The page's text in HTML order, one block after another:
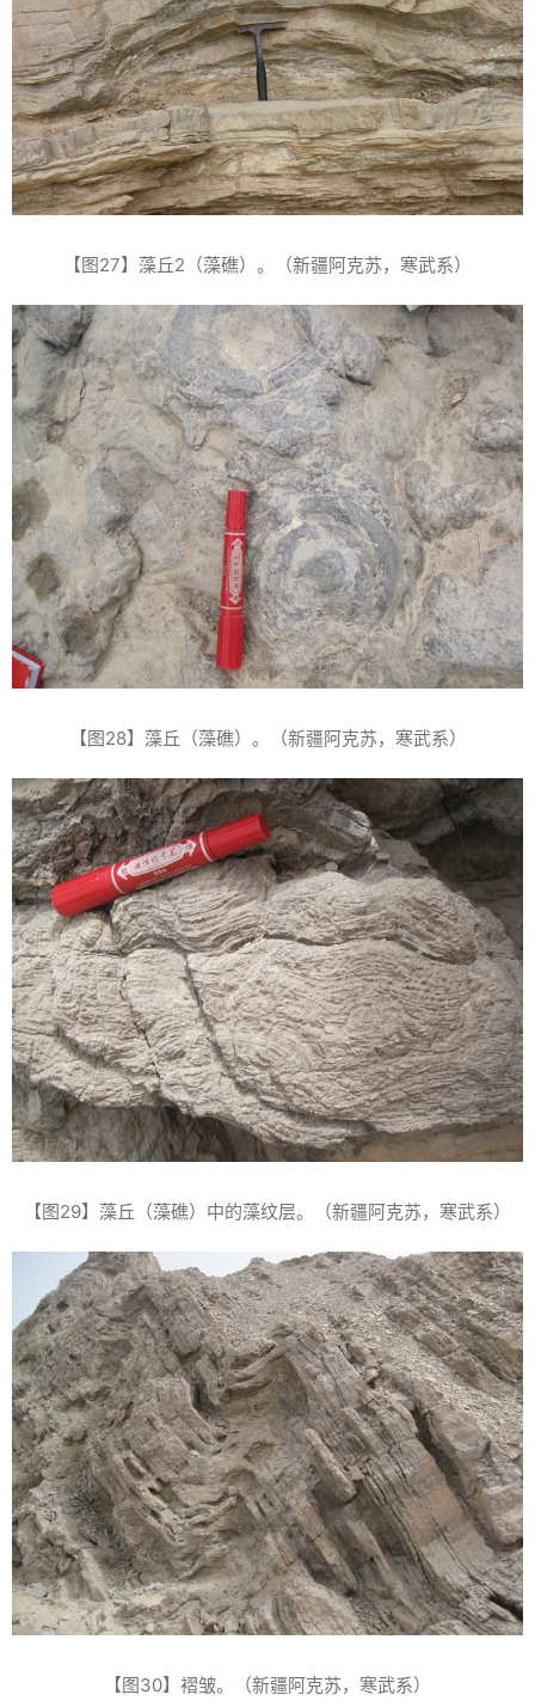
【图27】藻丘2（藻礁）。（新疆阿克苏，寒武系）
【图28】藻丘（藻礁）。（新疆阿克苏，寒武系）
【图29】藻丘（藻礁）中的藻纹层。（新疆阿克苏，寒武系）
【图30】褶皱。（新疆阿克苏，寒武系）